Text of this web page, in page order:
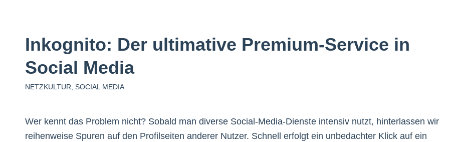
Inkognito: Der ultimative Premium-Service in
Social Media
NETZKULTUR SOCIAL MEDIA
Wer kennt das Problem nicht? Sobald man diverse Social-Media-Dienste intensiv nutzt, hinterlassen wir
reihenweise Spuren auf den Profilseiten anderer Nutzer. Schnell erfolgt ein unbedachter Klick auf ein